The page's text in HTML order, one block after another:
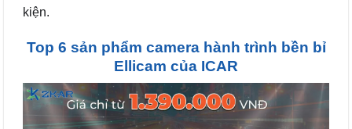
kiện.
Top 6 sản phẩm camera hành trình bền bỉ
Ellicam của ICAR